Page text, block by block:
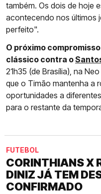
também. Os dois de hoje
acontecendo nos últimos
perfeito".
O próximo
clássico contra o
21h35 (de Brasília), na
que o Timão mantenha a
oportunidades a
para o restante da
FUTEBOL
CORINTHIANS X
DINIZ JÁ TEM
CONFIRMADO